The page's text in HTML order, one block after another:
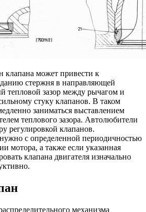
клапана может привести к
стержня в направляющей
тепловой зазор между рычагом и
стуку клапанов. В таком
заниматься выставлением
теплового зазора. Автолюбители
регулировкой клапанов.
с определенной периодичностью
мотора, а также если указанная
клапана двигателя изначально
механизма